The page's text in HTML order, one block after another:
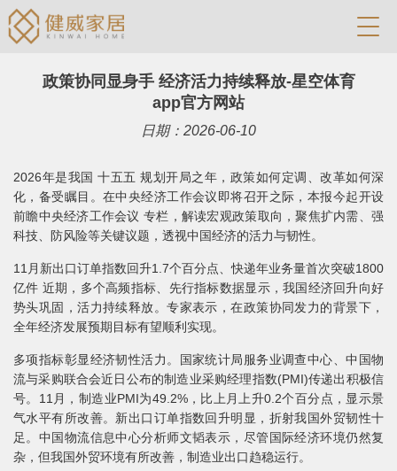
政策协同显身手 经济活力持续释放-星空体育
app官方网站
日期：2026-06-10
2026年是我国 十五五 规划开局之年，政策如何定调、改革如何深
化，备受瞩目。在中央经济工作会议即将召开之际，本报今起开设
前瞻中央经济工作会议 专栏，解读宏观政策取向，聚焦扩内需、强
科技、防风险等关键议题，透视中国经济的活力与韧性。
11月新出口订单指数回升1.7个百分点、快递年业务量首次突破1800
亿件 近期，多个高频指标、先行指标数据显示，我国经济回升向好
势头巩固，活力持续释放。专家表示，在政策协同发力的背景下，
全年经济发展预期目标有望顺利实现。
多项指标彰显经济韧性活力。国家统计局服务业调查中心、中国物
流与采购联合会近日公布的制造业采购经理指数(PMI)传递出积极信
号。11月，制造业PMI为49.2%，比上月上升0.2个百分点，显示景
气水平有所改善。新出口订单指数回升明显，折射我国外贸韧性十
足。中国物流信息中心分析师文韬表示，尽管国际经济环境仍然复
杂，但我国外贸环境有所改善，制造业出口趋稳运行。